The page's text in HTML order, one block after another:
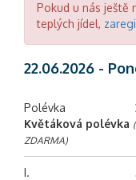
Pokud u nás ještě
teplých jídel,
22.06.2026 -
Polévka
Květáková polévka
ZDARMA)
I.